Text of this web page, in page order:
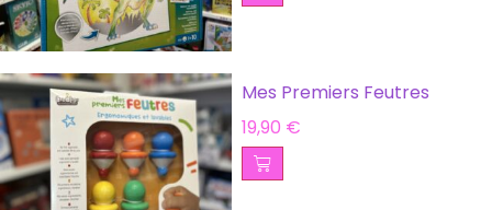
Mes Premiers Feutres
19,90 €